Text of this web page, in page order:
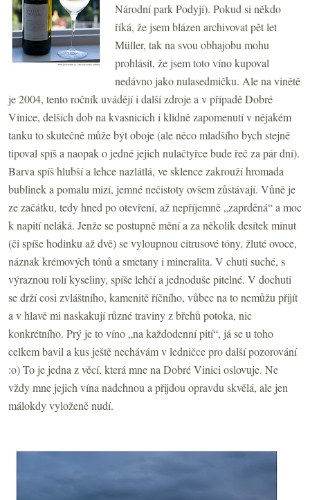
Národní park Podyjí). Pokud si někdo
říká, že jsem blázen archivovat pět let
Müller, tak na svou obhajobu mohu
prohlásit, že jsem toto víno kupoval
nedávno jako nulasedmičku. Ale na vinětě
je 2004, tento ročník uvádějí i další zdroje a v případě Dobré
Vinice, delších dob na kvasnicích i klidně zapomenutí v nějakém
tanku to skutečně může být oboje (ale něco mladšího bych stejně
tipoval spíš a naopak o jedné jejich nulačtyřce bude řeč za pár dní).
Barva spíš hlubší a lehce nazlátlá, ve sklence zakrouží hromada
bublinek a pomalu mizí, jemné nečistoty ovšem zůstávají. Vůně je
ze začátku, tedy hned po otevření, až nepříjemně „zaprděná“ a moc
k napití neláká. Jenže se postupně mění a za několik desítek minut
(či spíše hodinku až dvě) se vyloupnou citrusové tóny, žluté ovoce,
náznak krémových tónů a smetany i mineralita. V chuti suché, s
výraznou rolí kyseliny, spíše lehčí a jednoduše pitelné. V dochuti
se drží cosi zvláštního, kamenitě říčního, vůbec na to nemůžu přijít
a v hlavě mi naskakují různé traviny z břehů potoka, nic
konkrétního. Prý je to víno „na každodenní pití“, já se u toho
celkem bavil a kus ještě nechávám v ledničce pro další pozorování
:o) To je jedna z věcí, která mne na Dobré Vinici oslovuje. Ne
vždy mne jejich vína nadchnou a přijdou opravdu skvělá, ale jen
málokdy vyloženě nudí.